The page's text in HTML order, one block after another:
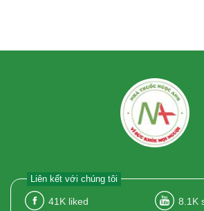
Liên kết với chúng tôi
41K liked 8.1K